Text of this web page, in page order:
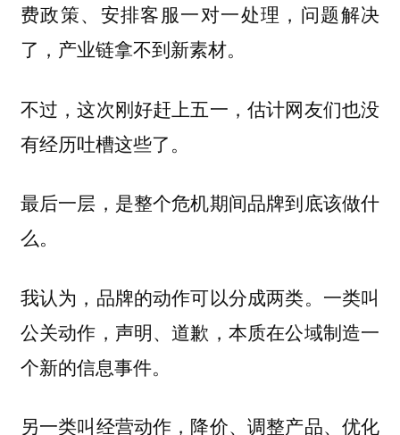
费政策、安排客服一对一处理，问题解决
了，产业链拿不到新素材。
不过，这次刚好赶上五一，估计网友们也没
有经历吐槽这些了。
最后一层，是整个危机期间品牌到底该做什
么。
我认为，品牌的动作可以分成两类。一类叫
公关动作，声明、道歉，本质在公域制造一
个新的信息事件。
另一类叫经营动作，降价、调整产品、优化